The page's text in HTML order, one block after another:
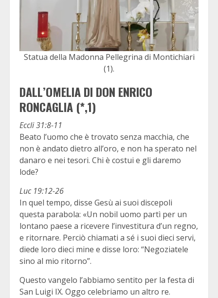
Statua della Madonna Pellegrina di Montichiari
(1).
DALL’OMELIA DI DON ENRICO
RONCAGLIA (*,1)
Eccli 31:8-11
Beato l’uomo che è trovato senza macchia, che
non è andato dietro all’oro, e non ha sperato nel
danaro e nei tesori. Chi è costui e gli daremo
lode?
Luc 19:12-26
In quel tempo, disse Gesù ai suoi discepoli
questa parabola: «Un nobil uomo partì per un
lontano paese a ricevere l’investitura d’un regno,
e ritornare. Perciò chiamati a sé i suoi dieci servi,
diede loro dieci mine e disse loro: “Negoziatele
sino al mio ritorno”.
Questo vangelo l’abbiamo sentito per la festa di
San Luigi IX. Oggo celebriamo un altro re.